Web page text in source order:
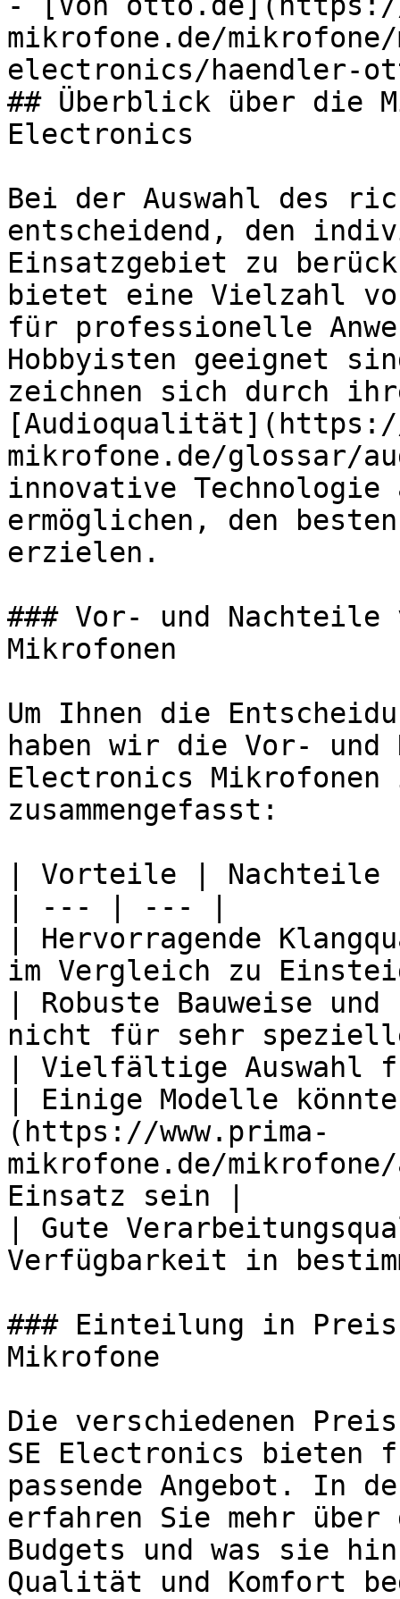
mikrofone.de/mikrofone/
electronics/haendler-
## Überblick über die
Electronics
Bei der Auswahl des
entscheidend, den
Einsatzgebiet zu
bietet eine Vielzahl
für professionelle
Hobbyisten geeignet
zeichnen sich durch
[Audioqualität](https://
mikrofone.de/glossar/
innovative
ermöglichen, den
erzielen.
### Vor- und Nachteile
Mikrofonen
Um Ihnen die
haben wir die Vor- und
Electronics
zusammengefasst:
| Vorteile | Nachteile
| --- | --- |
| Hervorragende
im Vergleich zu
| Robuste Bauweise
nicht für sehr spezielle
| Vielfältige Auswahl
| Einige Modelle
(https://www.prima-
mikrofone.de/
Einsatz sein |
| Gute
Verfügbarkeit in
### Einteilung in
Mikrofone
Die verschiedenen
SE Electronics bieten
passende Angebot. In
erfahren Sie mehr
Budgets und was sie
Qualität und Komfort